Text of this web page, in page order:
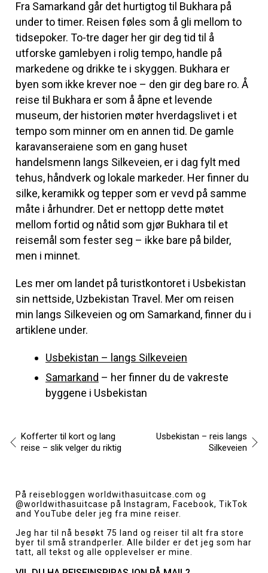
Fra Samarkand går det hurtigtog til Bukhara på
under to timer. Reisen føles som å gli mellom to
tidsepoker. To-tre dager her gir deg tid til å
utforske gamlebyen i rolig tempo, handle på
markedene og drikke te i skyggen. Bukhara er
byen som ikke krever noe – den gir deg bare ro. Å
reise til Bukhara er som å åpne et levende
museum, der historien møter hverdagslivet i et
tempo som minner om en annen tid. De gamle
karavanseraiene som en gang huset
handelsmenn langs Silkeveien, er i dag fylt med
tehus, håndverk og lokale markeder. Her finner du
silke, keramikk og tepper som er vevd på samme
måte i århundrer. Det er nettopp dette møtet
mellom fortid og nåtid som gjør Bukhara til et
reisemål som fester seg – ikke bare på bilder,
men i minnet.
Les mer om landet på turistkontoret i Usbekistan
sin nettside, Uzbekistan Travel. Mer om reisen
min langs Silkeveien og om Samarkand, finner du i
artiklene under.
Usbekistan – langs Silkeveien
Samarkand – her finner du de vakreste
byggene i Usbekistan
Usbekistan – reis langs
Silkeveien
Kofferter til kort og lang
reise – slik velger du riktig
På reisebloggen worldwithasuitcase.com og
@worldwithasuitcase på Instagram, Facebook, TikTok
and YouTube deler jeg fra mine reiser.
Jeg har til nå besøkt 75 land og reiser til alt fra store
byer til små strandperler. Alle bilder er det jeg som har
tatt, all tekst og alle opplevelser er mine.